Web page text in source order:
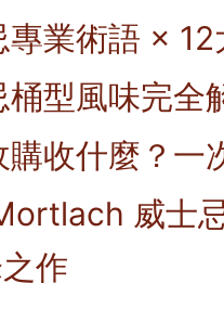
專業術語 ×
桶型風味完全
購收什麼？一
威士
作